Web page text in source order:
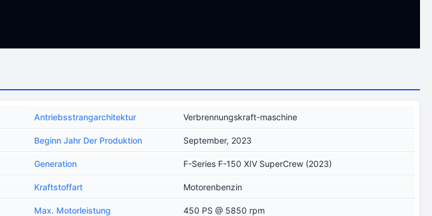
Antriebsstrangarchitektur Verbrennungskraft-maschine
Beginn Jahr Der Produktion September, 2023
Generation F-Series F-150 XIV SuperCrew (2023)
Kraftstoffart Motorenbenzin
Max. Motorleistung 450 PS @ 5850 rpm